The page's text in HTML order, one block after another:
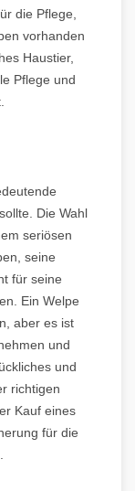
die Pflege,
vorhanden
Haustier,
Pflege und
Die Wahl
seriösen
seine
für seine
Ein Welpe
aber es ist
und
und
richtigen
Kauf eines
für die